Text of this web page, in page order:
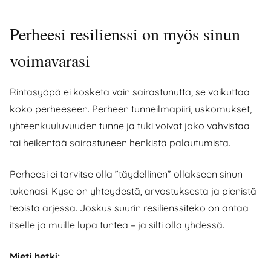
Perheesi resilienssi on myös sinun
voimavarasi
Rintasyöpä ei kosketa vain sairastunutta, se vaikuttaa
koko perheeseen. Perheen tunneilmapiiri, uskomukset,
yhteenkuuluvuuden tunne ja tuki voivat joko vahvistaa
tai heikentää sairastuneen henkistä palautumista.
Perheesi ei tarvitse olla ”täydellinen” ollakseen sinun
tukenasi. Kyse on yhteydestä, arvostuksesta ja pienistä
teoista arjessa. Joskus suurin resilienssiteko on antaa
itselle ja muille lupa tuntea – ja silti olla yhdessä.